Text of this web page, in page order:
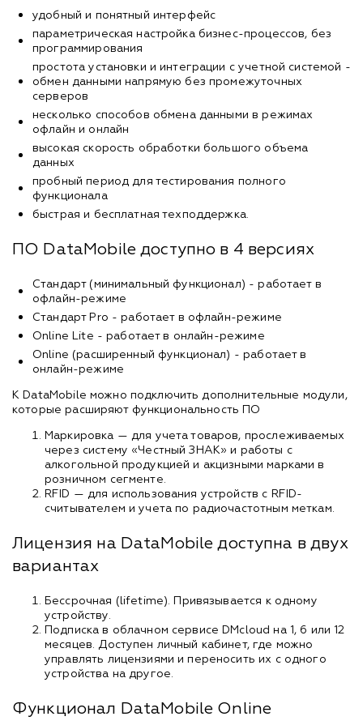
удобный и понятный интерфейс
параметрическая настройка бизнес-процессов, без
программирования
простота установки и интеграции с учетной системой -
обмен данными напрямую без промежуточных
серверов
несколько способов обмена данными в режимах
офлайн и онлайн
высокая скорость обработки большого объема
данных
пробный период для тестирования полного
функционала
быстрая и бесплатная техподдержка.
ПО DataMobile доступно в 4 версиях
Стандарт (минимальный функционал) - работает в
офлайн-режиме
Стандарт Pro - работает в офлайн-режиме
Online Lite - работает в онлайн-режиме
Online (расширенный функционал) - работает в
онлайн-режиме
К DataMobile можно подключить дополнительные модули,
которые расширяют функциональность ПО
Маркировка — для учета товаров, прослеживаемых
через систему «Честный ЗНАК» и работы с
алкогольной продукцией и акцизными марками в
розничном сегменте.
RFID — для использования устройств с RFID-
считывателем и учета по радиочастотным меткам.
Лицензия на DataMobile доступна в двух
вариантах
Бессрочная (lifetime). Привязывается к одному
устройству.
Подписка в облачном сервисе DMcloud на 1, 6 или 12
месяцев. Доступен личный кабинет, где можно
управлять лицензиями и переносить их с одного
устройства на другое.
Функционал DataMobile Online